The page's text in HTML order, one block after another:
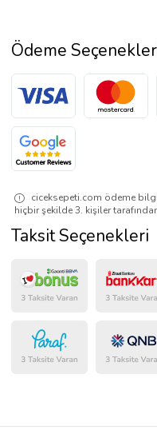
Ödeme
ciceksepeti.com ödeme
hiçbir şekilde 3. kişiler
Taksit Seçenekleri